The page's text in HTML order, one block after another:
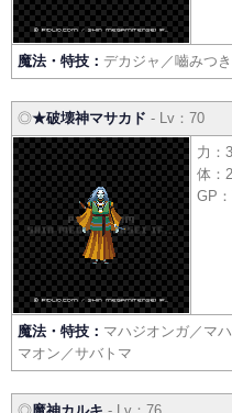
魔法・特技： デカジャ／嚙みつ
◎★破壊神マサカド - Lv：70
力：
体：
GP
魔法・特技： マハジオンガ／マ
マオン／サバトマ